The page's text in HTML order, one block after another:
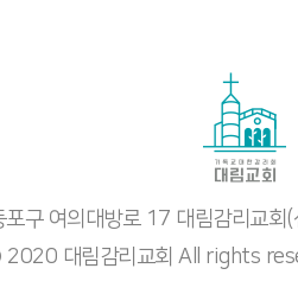
구 여의대방로 17 대림감리교
대림감리교회 All rights